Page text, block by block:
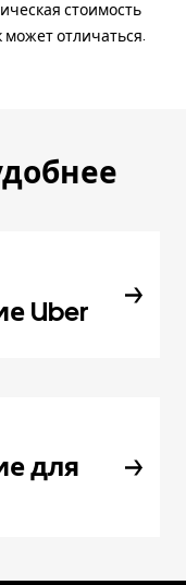
стоимость
отличаться.
Uber
для